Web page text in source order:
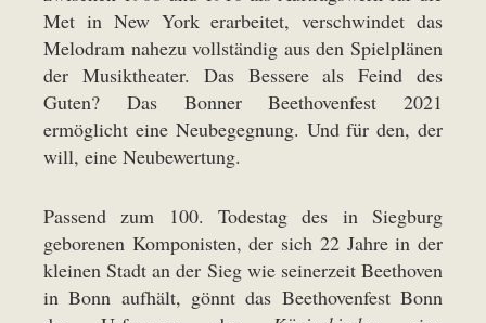
Met in New York erarbeitet, verschwindet das
Melodram nahezu vollständig aus den Spielplänen
der Musiktheater. Das Bessere als Feind des
Guten? Das Bonner Beethovenfest 2021
ermöglicht eine Neubegegnung. Und für den, der
will, eine Neubewertung.
Passend zum 100. Todestag des in Siegburg
geborenen Komponisten, der sich 22 Jahre in der
kleinen Stadt an der Sieg wie seinerzeit Beethoven
in Bonn aufhält, gönnt das Beethovenfest Bonn